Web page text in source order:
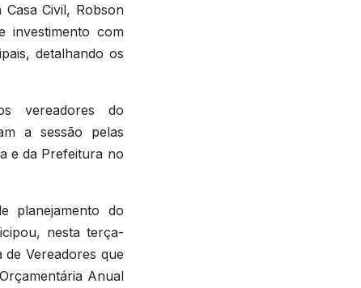
Civil, Robson
investimento com
detalhando os
vereadores do
a sessão pelas
e da Prefeitura no
planejamento do
nesta terça-
de Vereadores que
Anual